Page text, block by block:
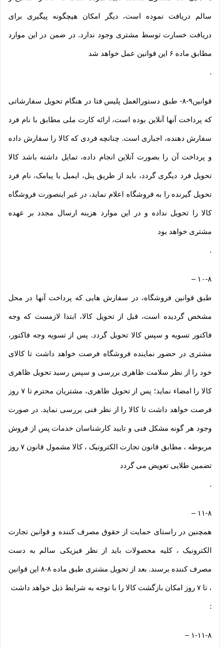
سالم دریافت نموده است، دیگر امکان هیچگونه پیگیری برای
دریافت خسارت توسط مشتری وجود ندارد. در ضمن در این موارد
مطابق ماده ۶ این قوانین عمل خواهد شد
.
قوانین۹-۸- طبق دستورالعمل پلیس فتا در هنگام تحویل سفارشاتی
که پرداخت آنها آنلاین بوده است، ارائه کارت ملی مطابق با نام فرد
سفارش دهنده، اجباری است. چنانچه فردی که کالا را سفارش داده
و پرداخت آن را بصورت آنلاین انجام داده، تمایل داشته باشد کالا
تحویل فرد دیگری گردد، باید از طریق پنل، ایمیل یا پیامک، نام فرد
تحویل گیرنده را به فروشگاه اعلام نماید، در غیر اینصورت فروشگاه
کالا را تحویل نداده و در این موارد هزینه ارسال مجدد بر عهده
مشتری خواهد بود
.
۱۰-۸ –
طبق قوانین فروشگاه، در سفارش هایی که پرداخت آنها در محل
مشخص گردیده است، قبل از تحویل کالا، ابتدا لازمست که وجه
فاکتور تسویه و سپس کالا تحویل گردد. پس از تسویه وجه فاکتور،
مشتری در حضور نماینده فروشگاه فرصت خواهد داشت تا کالای
خود را از نظر سلامت ظاهری بررسی و سپس رسید تحویل ظاهری
کالا را امضاء نماید؛ پس از تحویل ظاهری، مشتریان محترم تا ۷ روز
فرصت خواهد داشت تا کالا را از نظر فنی بررسی نماید. در صورت
وجود هر گونه مشکل فنی و تایید کارشناسان خدمات پس از فروش
مربوطه ، مطابق قانون تجارت الکترونیک ، کالا مشمول قانون ۷ روز
تضمین طلایی تعویض می گردد
.
۱۱-۸ –
همچنین در راستای حمایت از حقوق مصرف کننده و قوانین تجارت
الکترونیک ، کلیه محصولات باید از نظر فیزیکی سالم به دست
مصرف کننده برسند. بعد از تحویل مشتری طبق ماده ۸-۸ این قوانین
، تا ۷ روز امکان بازگشت کالا را با توجه به شرایط ذیل خواهد داشت
:
۱-۱۱-۸ –